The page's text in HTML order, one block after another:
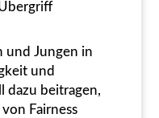
und Jungen in
und
dazu beitragen,
Fairness